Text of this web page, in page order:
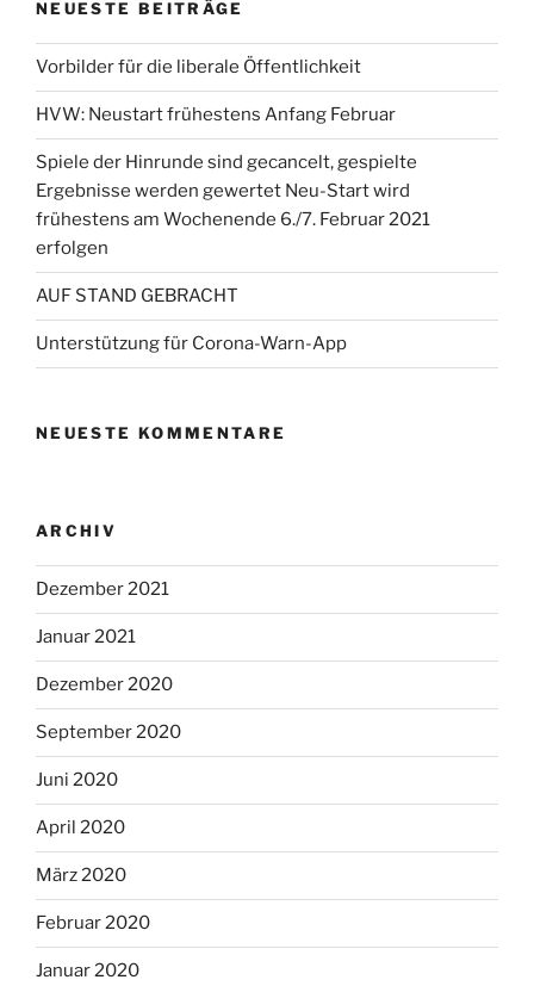
NEUESTE BEITRÄGE
Vorbilder für die liberale Öffentlichkeit
HVW: Neustart frühestens Anfang Februar
Spiele der Hinrunde sind gecancelt, gespielte
Ergebnisse werden gewertet Neu-Start wird
frühestens am Wochenende 6./7. Februar 2021
erfolgen
AUF STAND GEBRACHT
Unterstützung für Corona-Warn-App
NEUESTE KOMMENTARE
ARCHIV
Dezember 2021
Januar 2021
Dezember 2020
September 2020
Juni 2020
April 2020
März 2020
Februar 2020
Januar 2020